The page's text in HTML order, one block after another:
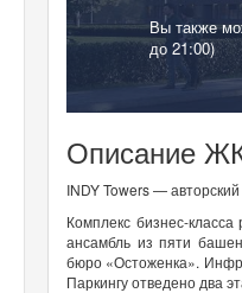
Вы также
до 21:00)
Описание
INDY Towers —
Комплекс бизнес-
ансамбль из пяти
бюро «Остоженка».
Паркингу отведено два